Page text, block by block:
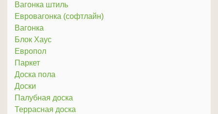
Вагонка штиль
Евровагонка (софтлайн)
Вагонка
Блок Хаус
Европол
Паркет
Доска пола
Доски
Палубная доска
Террасная доска